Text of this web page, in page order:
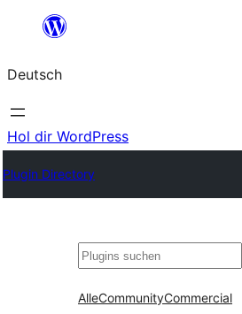
springen
Deutsch
Hol dir WordPress
Plugin Directory
Suchen
AlleCommunityCommercial